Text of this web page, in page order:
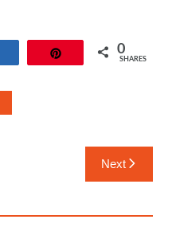
0
SHARES
Next